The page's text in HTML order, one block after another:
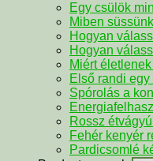
Egy csülök
Miben
Hogyan
Hogyan
Miért
Első randi
Spórolás a
Rossz
Fehér kenyér
Pardicsomlé